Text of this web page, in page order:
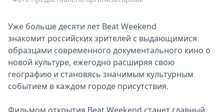
Уже больше десяти лет Beat Weekend
знакомит российских зрителей с выдающимися
образцами современного документального кино о
новой культуре, ежегодно расширяя свою
географию и становясь значимым культурным
событием в каждом городе присутствия.